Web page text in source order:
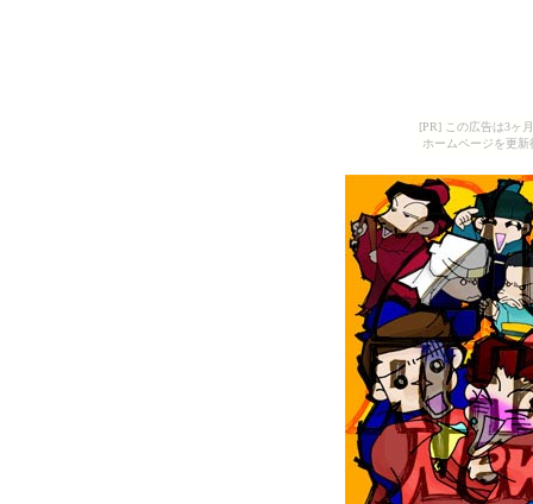
[PR] この広告は3ヶ
ホームページを更